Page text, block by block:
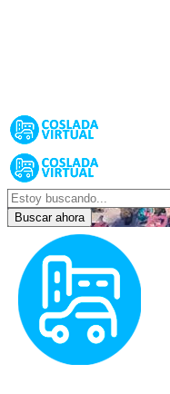
Buscar ahora